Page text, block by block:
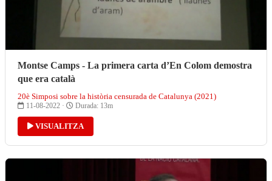
Montse Camps - La primera carta d’En Colom demostra
que era català
20è Simposi sobre la història censurada de Catalunya (2021)
11-08-2022 · Durada: 13m
VISUALITZA